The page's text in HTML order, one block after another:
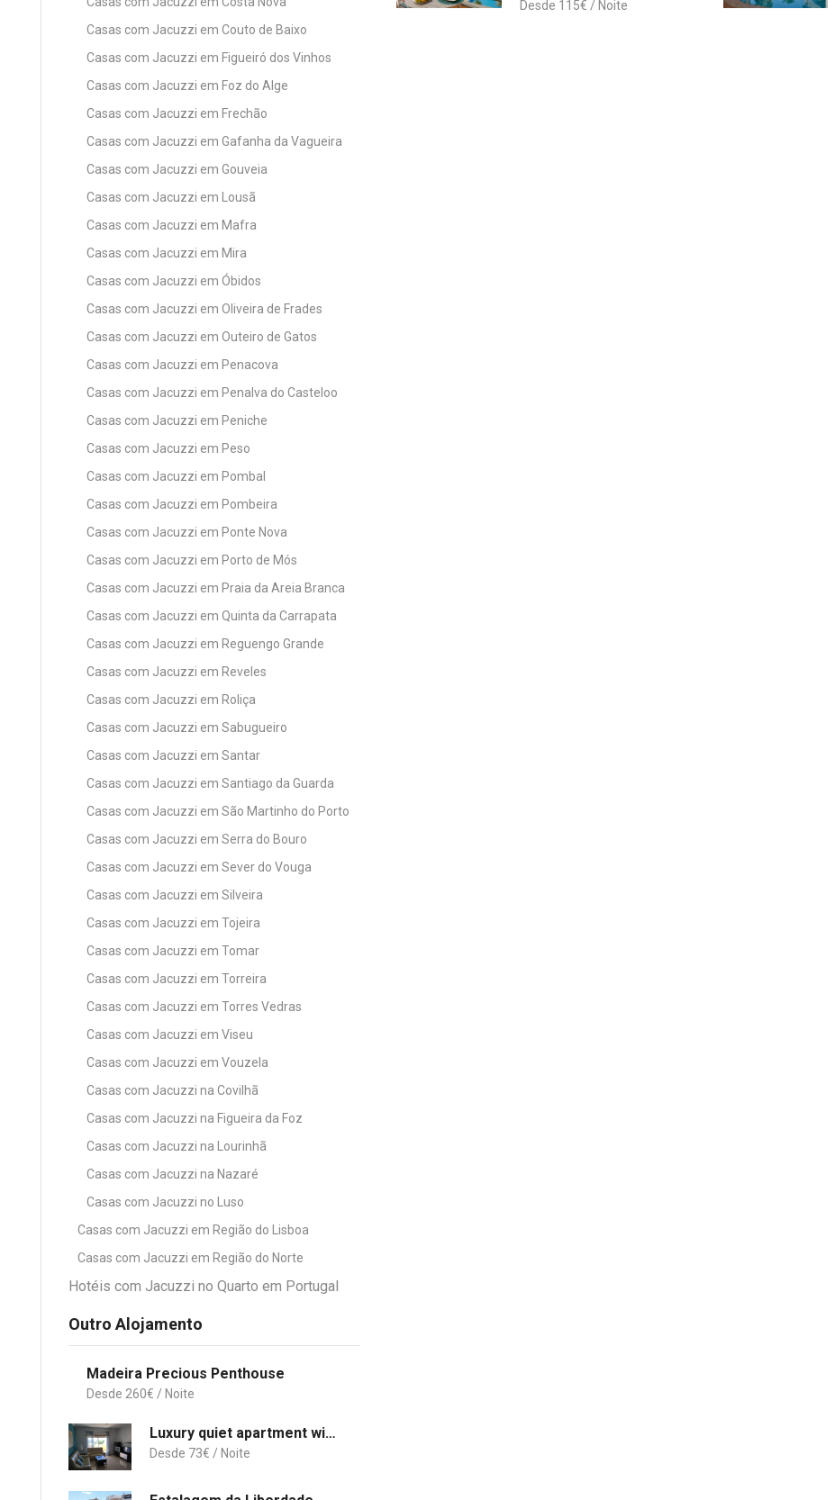
Casas com Jacuzzi em Couto de Baixo
Casas com Jacuzzi em Figueiró dos Vinhos
Casas com Jacuzzi em Foz do Alge
Casas com Jacuzzi em Frechão
Casas com Jacuzzi em Gafanha da Vagueira
Casas com Jacuzzi em Gouveia
Casas com Jacuzzi em Lousã
Casas com Jacuzzi em Mafra
Casas com Jacuzzi em Mira
Casas com Jacuzzi em Óbidos
Casas com Jacuzzi em Oliveira de Frades
Casas com Jacuzzi em Outeiro de Gatos
Casas com Jacuzzi em Penacova
Casas com Jacuzzi em Penalva do Casteloo
Casas com Jacuzzi em Peniche
Casas com Jacuzzi em Peso
Casas com Jacuzzi em Pombal
Casas com Jacuzzi em Pombeira
Casas com Jacuzzi em Ponte Nova
Casas com Jacuzzi em Porto de Mós
Casas com Jacuzzi em Praia da Areia Branca
Casas com Jacuzzi em Quinta da Carrapata
Casas com Jacuzzi em Reguengo Grande
Casas com Jacuzzi em Reveles
Casas com Jacuzzi em Roliça
Casas com Jacuzzi em Sabugueiro
Casas com Jacuzzi em Santar
Casas com Jacuzzi em Santiago da Guarda
Casas com Jacuzzi em São Martinho do Porto
Casas com Jacuzzi em Serra do Bouro
Casas com Jacuzzi em Sever do Vouga
Casas com Jacuzzi em Silveira
Casas com Jacuzzi em Tojeira
Casas com Jacuzzi em Tomar
Casas com Jacuzzi em Torreira
Casas com Jacuzzi em Torres Vedras
Casas com Jacuzzi em Viseu
Casas com Jacuzzi em Vouzela
Casas com Jacuzzi na Covilhã
Casas com Jacuzzi na Figueira da Foz
Casas com Jacuzzi na Lourinhã
Casas com Jacuzzi na Nazaré
Casas com Jacuzzi no Luso
Casas com Jacuzzi em Região do Lisboa
Casas com Jacuzzi em Região do Norte
Hotéis com Jacuzzi no Quarto em Portugal
Outro Alojamento
Madeira Precious Penthouse
260€
Luxury quiet apartment with private pool near the beach and mountains in Algarve
73€
115€